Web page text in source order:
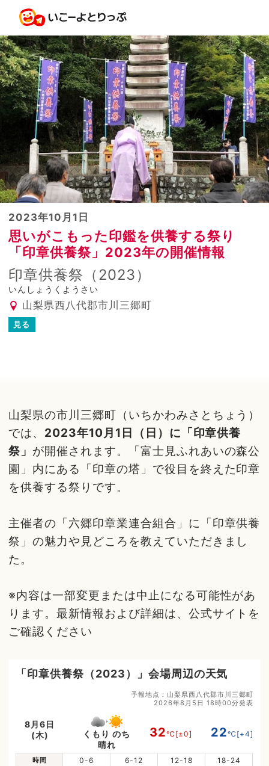
2023年10月1日
思いがこもった印鑑を供養する祭り
「印章供養祭」2023年の開催情報
印章供養祭（2023）
いんしょうくようさい
山梨県西八代郡市川三郷町
見る
山梨県の市川三郷町（いちかわみさとちょう）
では、 2023年10月1日（日）に「印章供養
祭」 が開催されます。「富士見ふれあいの森公
園」内にある「印章の塔」で役目を終えた印章
を供養する祭りです。
主催者の「六郷印章業連合組合」に「印章供養
祭」の魅力や見どころを教えていただきまし
た。
※内容は一部変更または中止になる可能性があ
ります。最新情報および詳細は、公式サイトを
ご確認ください
「印章供養祭（2023）」会場周辺の天気
予報地点：山梨県西八代郡市川三郷町
2026年8月5日 18時00分発表
8月6日
(木)
くもり のち
晴れ
32℃[±0] 22℃[+4]
時間 0-6 6-12 12-18 18-24